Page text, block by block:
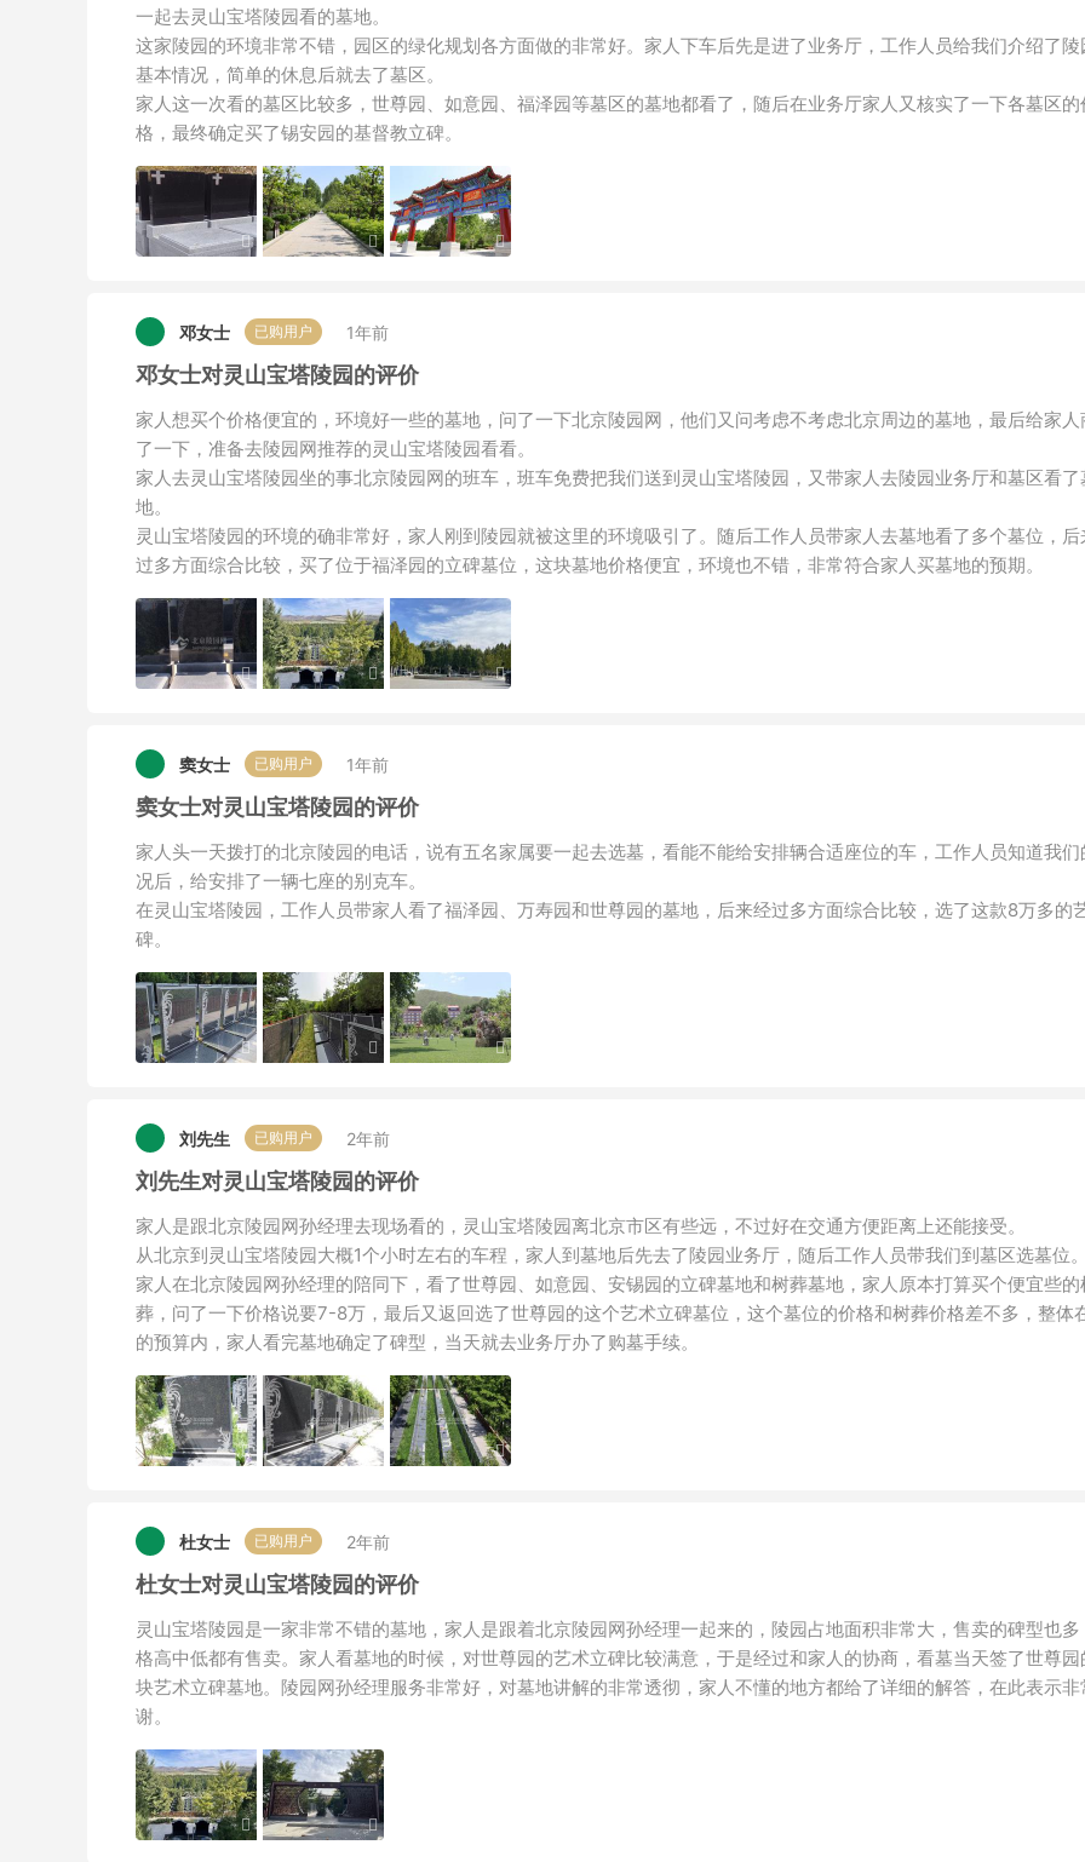
一起去灵山宝塔陵园看的墓地。
这家陵园的环境非常不错，园区的绿化规划各方面做的非常好。家人下车后先是进了业务厅，工作人员给我们介绍了陵
基本情况，简单的休息后就去了墓区。
家人这一次看的墓区比较多，世尊园、如意园、福泽园等墓区的墓地都看了，随后在业务厅家人又核实了一下各墓区的
格，最终确定买了锡安园的基督教立碑。
邓女士 已购用户 1年前
邓女士对灵山宝塔陵园的评价
家人想买个价格便宜的，环境好一些的墓地，问了一下北京陵园网，他们又问考虑不考虑北京周边的墓地，最后给家人
了一下，准备去陵园网推荐的灵山宝塔陵园看看。
家人去灵山宝塔陵园坐的事北京陵园网的班车，班车免费把我们送到灵山宝塔陵园，又带家人去陵园业务厅和墓区看了
地。
灵山宝塔陵园的环境的确非常好，家人刚到陵园就被这里的环境吸引了。随后工作人员带家人去墓地看了多个墓位，后
过多方面综合比较，买了位于福泽园的立碑墓位，这块墓地价格便宜，环境也不错，非常符合家人买墓地的预期。
窦女士 已购用户 1年前
窦女士对灵山宝塔陵园的评价
家人头一天拨打的北京陵园的电话，说有五名家属要一起去选墓，看能不能给安排辆合适座位的车，工作人员知道我们
况后，给安排了一辆七座的别克车。
在灵山宝塔陵园，工作人员带家人看了福泽园、万寿园和世尊园的墓地，后来经过多方面综合比较，选了这款8万多的
碑。
刘先生 已购用户 2年前
刘先生对灵山宝塔陵园的评价
家人是跟北京陵园网孙经理去现场看的，灵山宝塔陵园离北京市区有些远，不过好在交通方便距离上还能接受。
从北京到灵山宝塔陵园大概1个小时左右的车程，家人到墓地后先去了陵园业务厅，随后工作人员带我们到墓区选墓位。
家人在北京陵园网孙经理的陪同下，看了世尊园、如意园、安锡园的立碑墓地和树葬墓地，家人原本打算买个便宜些的
葬，问了一下价格说要7-8万，最后又返回选了世尊园的这个艺术立碑墓位，这个墓位的价格和树葬价格差不多，整体
的预算内，家人看完墓地确定了碑型，当天就去业务厅办了购墓手续。
杜女士 已购用户 2年前
杜女士对灵山宝塔陵园的评价
灵山宝塔陵园是一家非常不错的墓地，家人是跟着北京陵园网孙经理一起来的，陵园占地面积非常大，售卖的碑型也多
格高中低都有售卖。家人看墓地的时候，对世尊园的艺术立碑比较满意，于是经过和家人的协商，看墓当天签了世尊园
块艺术立碑墓地。陵园网孙经理服务非常好，对墓地讲解的非常透彻，家人不懂的地方都给了详细的解答，在此表示非
谢。